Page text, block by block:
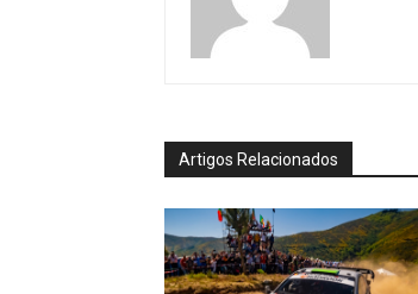
Artigos Relacionados